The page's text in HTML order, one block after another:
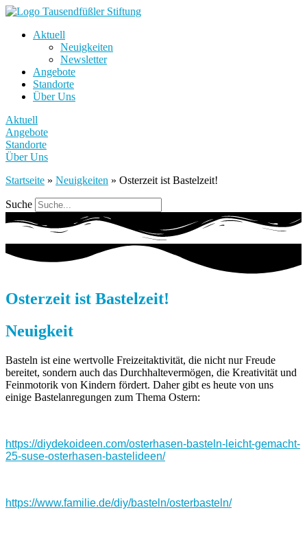
Aktuell
Neuigkeiten
Newsletter
Angebote
Standorte
Über Uns
Aktuell
Angebote
Standorte
Über Uns
Startseite » Neuigkeiten » Osterzeit ist Bastelzeit!
Suche
Osterzeit ist Bastelzeit!
Neuigkeit
Basteln ist eine wertvolle Freizeitaktivität, die nicht nur Freude
bereitet, sondern auch das Durchhaltevermögen, die Kreativität und
Feinmotorik von Kindern fördert. Daher gibt es heute von uns
einige Bastelanregungen zum Thema Ostern:
https://diydekoideen.com/osterhasen-basteln-leicht-gemacht-
25-suse-osterhasen-bastelideen/
https://www.familie.de/diy/basteln/osterbasteln/